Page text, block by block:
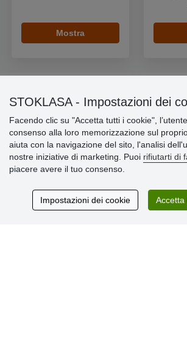
Mostra
» Impostazioni dei cookie
» Termini & Condizioni
» Informativa sulla Privacy
» Consegna e pagamento
» Programma fedeltà
STOKLASA - Impostazioni dei
Facendo clic su "Accetta tutti i cookie",
consenso alla loro memorizzazione sul
aiuta con la navigazione del sito, l'analisi
nostre iniziative di marketing. Puoi rifiutarti di
piacere avere il tuo consenso.
Impostazioni dei cookie Accetta